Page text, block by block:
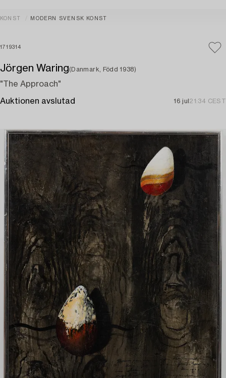
KONST MODERN SVENSK KONST
1719314
Jörgen Waring(Danmark, Född 1938)
"The Approach"
Auktionen avslutad 16 jul 21:34 CEST